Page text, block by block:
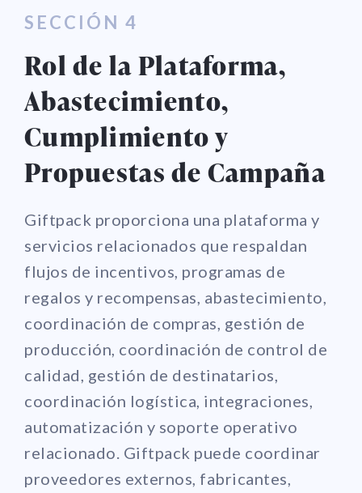
SECCIÓN 4
Rol de la Plataforma,
Abastecimiento,
Cumplimiento y
Propuestas de Campaña
Giftpack proporciona una plataforma y
servicios relacionados que respaldan
flujos de incentivos, programas de
regalos y recompensas, abastecimiento,
coordinación de compras, gestión de
producción, coordinación de control de
calidad, gestión de destinatarios,
coordinación logística, integraciones,
automatización y soporte operativo
relacionado. Giftpack puede coordinar
proveedores externos, fabricantes,